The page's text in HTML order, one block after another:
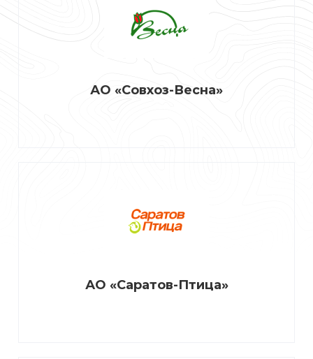
АО «Совхоз-Весна»
АО «Саратов-Птица»